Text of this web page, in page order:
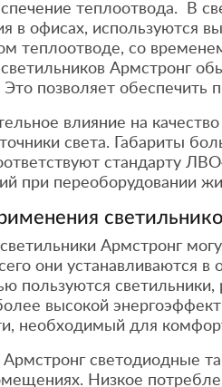
теплоотвода. В
в офисах, используются
теплоотводе, со
Армстронг
Это позволяет
влияние на
света. Габариты
стандарту
при переоборудовании
Армстронг
они устанавливаются
пользуются
высокой
необходимый для
Армстронг светодиодные
Низкое